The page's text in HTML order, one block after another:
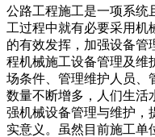
公路工程施工是一项系统
工过程中就有必要采用机
的有效发挥，加强设备管
程机械施工设备管理及维
场条件、管理维护人员、
数量不断增多，人们生活
强机械设备管理与维护，
实意义。虽然目前施工单